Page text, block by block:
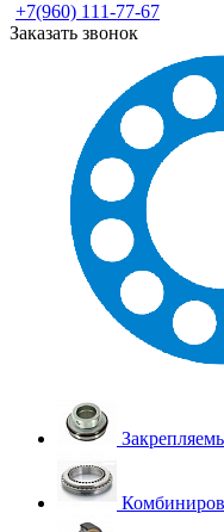
+7(960) 111-77-67
Заказать звонок